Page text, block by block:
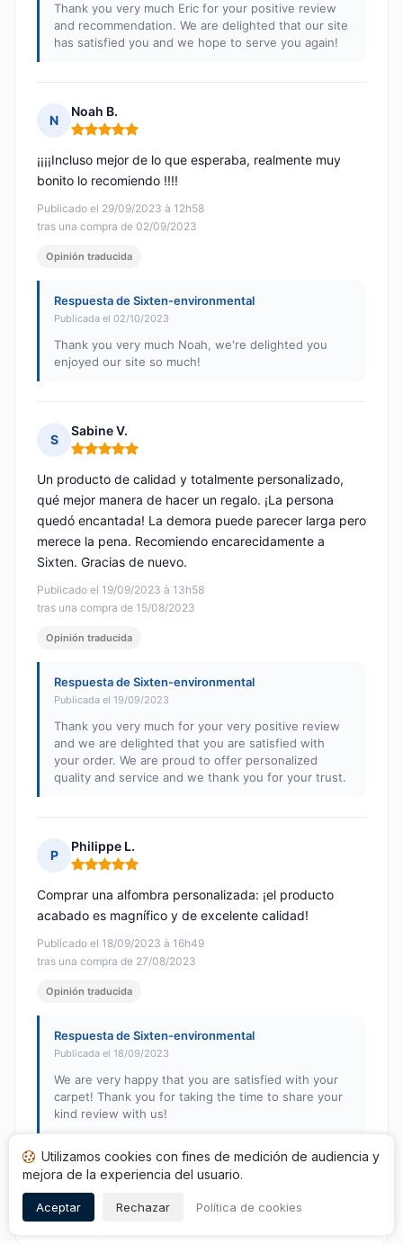
Thank you very much Eric for your positive review
and recommendation. We are delighted that our site
has satisfied you and we hope to serve you again!
N
Noah B.
Nota: 5 de 5
Publicado el 29/09/2023 à 12h58
tras una compra de 02/09/2023
¡¡¡¡Incluso mejor de lo que esperaba, realmente muy
bonito lo recomiendo !!!!
Opinión traducida
Respuesta de Sixten-environmental
Publicada el 02/10/2023
Thank you very much Noah, we're delighted you
enjoyed our site so much!
S
Sabine V.
Nota: 5 de 5
Publicado el 19/09/2023 à 13h58
tras una compra de 15/08/2023
Un producto de calidad y totalmente personalizado,
qué mejor manera de hacer un regalo. ¡La persona
quedó encantada! La demora puede parecer larga pero
merece la pena. Recomiendo encarecidamente a
Sixten. Gracias de nuevo.
Opinión traducida
Respuesta de Sixten-environmental
Publicada el 19/09/2023
Thank you very much for your very positive review
and we are delighted that you are satisfied with
your order. We are proud to offer personalized
quality and service and we thank you for your trust.
P
Philippe L.
Nota: 5 de 5
Publicado el 18/09/2023 à 16h49
tras una compra de 27/08/2023
Comprar una alfombra personalizada: ¡el producto
acabado es magnífico y de excelente calidad!
Opinión traducida
Respuesta de Sixten-environmental
Publicada el 18/09/2023
We are very happy that you are satisfied with your
carpet! Thank you for taking the time to share your
kind review with us!
… 7 9 10 11
Utilizamos cookies con fines de medición de audiencia y
mejora de la experiencia del usuario.
Aceptar Rechazar Política de cookies